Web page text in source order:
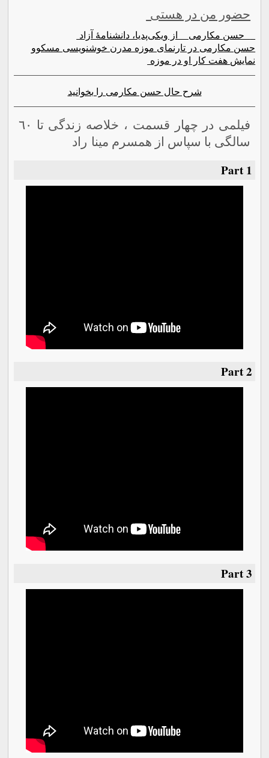
حضور من در هستی
حسن مکارمی از ویکی‌پدیا، دانشنامهٔ آزاد
حسن مکارمی در تارنمای موزه مدرن خوشنویسی مسکوو
نمایش هفت کار او در موزه
شرح حال حسن مکارمی را بخوانید
فیلمی در چهار قسمت ، خلاصه زندگی تا ٦٠
سالگی با سپاس از همسرم مینا راد
Part 1
Part 2
Part 3